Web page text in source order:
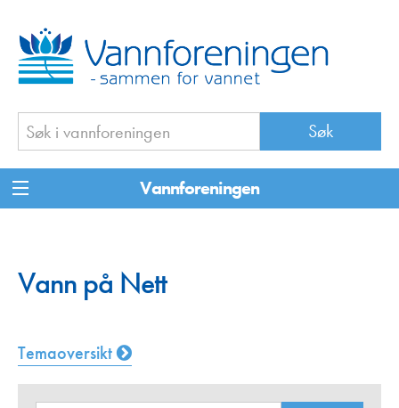
Vannforeningen
Vann på Nett
Temaoversikt